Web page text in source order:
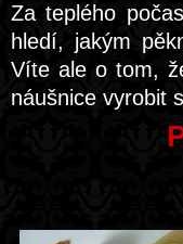
Za teplého
hledí, jakým
Víte ale o tom,
náušnice vyrobit